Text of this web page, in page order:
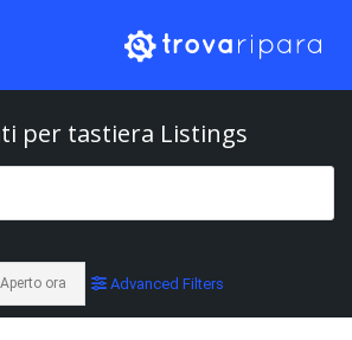
per tastiera Listings
Aperto ora Advanced Filters